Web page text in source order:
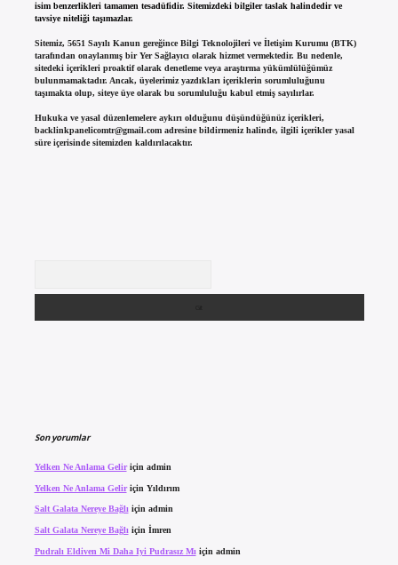
isim benzerlikleri tamamen tesadüfidir. Sitemizdeki bilgiler taslak halindedir ve
tavsiye niteliği taşımazlar.
Sitemiz, 5651 Sayılı Kanun gereğince Bilgi Teknolojileri ve İletişim Kurumu (BTK)
tarafından onaylanmış bir Yer Sağlayıcı olarak hizmet vermektedir. Bu nedenle,
sitedeki içerikleri proaktif olarak denetleme veya araştırma yükümlülüğümüz
bulunmamaktadır. Ancak, üyelerimiz yazdıkları içeriklerin sorumluluğunu
taşımakta olup, siteye üye olarak bu sorumluluğu kabul etmiş sayılırlar.
Hukuka ve yasal düzenlemelere aykırı olduğunu düşündüğünüz içerikleri,
backlinkpanelicomtr@gmail.comadresine bildirmeniz halinde, ilgili içerikler yasal
süre içerisinde sitemizden kaldırılacaktır.
Son yorumlar
Yelken Ne Anlama Geliriçin admin
Yelken Ne Anlama Geliriçin Yıldırım
Salt Galata Nereye Bağlıiçin admin
Salt Galata Nereye Bağlı için İmren
Pudralı Eldiven Mi Daha Iyi Pudrasız Mı için admin